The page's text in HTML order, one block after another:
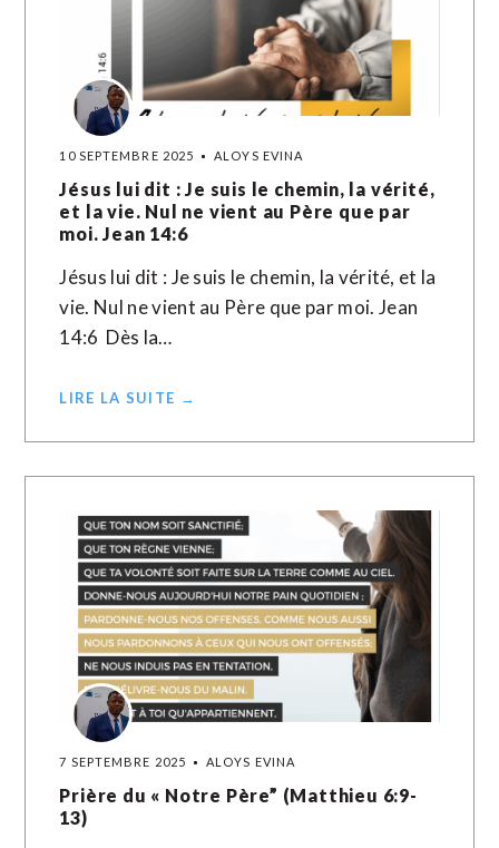
10 SEPTEMBRE 2025 ALOYS EVINA
Jésus lui dit : Je suis le chemin, la vérité,
et la vie. Nul ne vient au Père que par
moi. Jean 14:6
Jésus lui dit : Je suis le chemin, la vérité, et la
vie. Nul ne vient au Père que par moi. Jean
14:6 Dès la…
LIRE LA SUITE →
7 SEPTEMBRE 2025 ALOYS EVINA
Prière du « Notre Père” (Matthieu 6:9-
13)